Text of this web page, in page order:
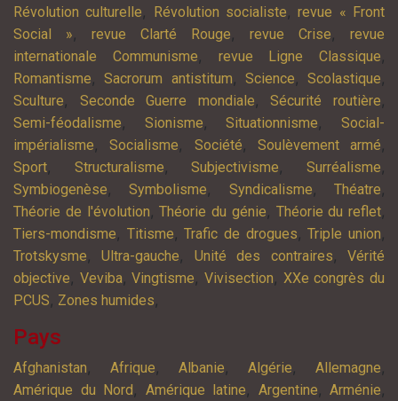
Révolution culturelle, Révolution socialiste,revue « Front
Social », revue Clarté Rouge, revue Crise, revue
internationale Communisme, revue Ligne Classique,
Romantisme,Sacrorum antistitum, Science, Scolastique,
Sculture, Seconde Guerre mondiale,Sécurité routière,
Semi-féodalisme, Sionisme,Situationnisme,Social-
impérialisme,Socialisme, Société, Soulèvement armé,
Sport, Structuralisme,Subjectivisme,Surréalisme,
Symbiogenèse,Symbolisme, Syndicalisme,Théatre,
Théorie de l'évolution,Théorie du génie, Théorie du reflet,
Tiers-mondisme, Titisme,Trafic de drogues,Triple union,
Trotskysme,Ultra-gauche, Unité des contraires,Vérité
objective, Veviba,Vingtisme,Vivisection, XXe congrès du
PCUS, Zones humides,
Pays
Afghanistan, Afrique, Albanie, Algérie, Allemagne,
Amérique du Nord , Amérique latine, Argentine, Arménie,